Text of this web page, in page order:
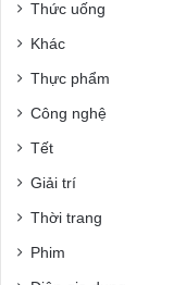
Thức uống
Khác
Thực phẩm
Công nghệ
Tết
Giải trí
Thời trang
Phim